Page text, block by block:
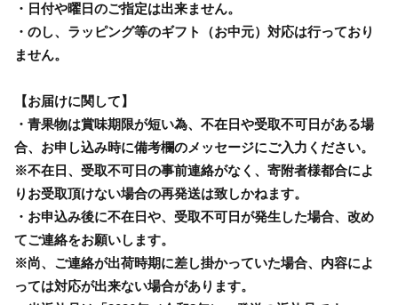
・日付や曜日のご指定は出来ません。
・のし、ラッピング等のギフト（お中元）対応は行っており
ません。
【お届けに関して】
・青果物は賞味期限が短い為、不在日や受取不可日がある場
合、お申し込み時に備考欄のメッセージにご入力ください。
※不在日、受取不可日の事前連絡がなく、寄附者様都合によ
りお受取頂けない場合の再発送は致しかねます。
・お申込み後に不在日や、受取不可日が発生した場合、改め
てご連絡をお願いします。
※尚、ご連絡が出荷時期に差し掛かっていた場合、内容によ
っては対応が出来ない場合があります。